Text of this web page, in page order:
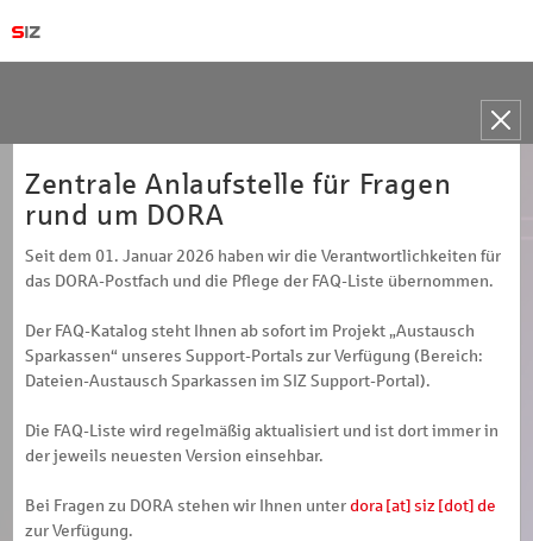
Toggle
Zentrale Anlaufstelle für Fragen
rund um DORA
Seit dem 01. Januar 2026 haben wir die Verantwortlichkeiten für
das DORA-Postfach und die Pflege der FAQ-Liste übernommen.
Der FAQ-Katalog steht Ihnen ab sofort im Projekt „Austausch
Sparkassen“ unseres Support-Portals zur Verfügung (Bereich:
Dateien-Austausch Sparkassen im SIZ Support-Portal).
Die FAQ-Liste wird regelmäßig aktualisiert und ist dort immer in
der jeweils neuesten Version einsehbar.
Bei Fragen zu DORA stehen wir Ihnen unter dora [at] siz [dot] de
zur Verfügung.